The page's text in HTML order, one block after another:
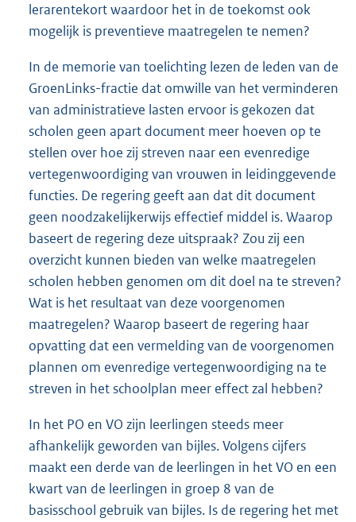
lerarentekort waardoor het in de toekomst ook
mogelijk is preventieve maatregelen te nemen?
In de memorie van toelichting lezen de leden van de
GroenLinks-fractie dat omwille van het verminderen
van administratieve lasten ervoor is gekozen dat
scholen geen apart document meer hoeven op te
stellen over hoe zij streven naar een evenredige
vertegenwoordiging van vrouwen in leidinggevende
functies. De regering geeft aan dat dit document
geen noodzakelijkerwijs effectief middel is. Waarop
baseert de regering deze uitspraak? Zou zij een
overzicht kunnen bieden van welke maatregelen
scholen hebben genomen om dit doel na te streven?
Wat is het resultaat van deze voorgenomen
maatregelen? Waarop baseert de regering haar
opvatting dat een vermelding van de voorgenomen
plannen om evenredige vertegenwoordiging na te
streven in het schoolplan meer effect zal hebben?
In het PO en VO zijn leerlingen steeds meer
afhankelijk geworden van bijles. Volgens cijfers
maakt een derde van de leerlingen in het VO en een
kwart van de leerlingen in groep 8 van de
basisschool gebruik van bijles. Is de regering het met